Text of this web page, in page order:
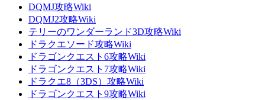
DQMJ攻略Wiki
DQMJ2攻略Wiki
テリーのワンダーランド3D攻略Wiki
ドラクエソード攻略Wiki
ドラゴンクエスト6攻略Wiki
ドラゴンクエスト7攻略Wiki
ドラクエ8（3DS）攻略Wiki
ドラゴンクエスト9攻略Wiki